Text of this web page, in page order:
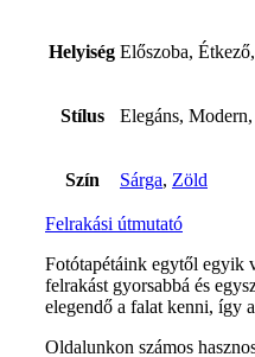
Helyiség Előszoba,
Stílus Elegáns,
Szín Sárga, Zöld
Felrakási útmutató
Fotótapétáink egytől egyik
felrakást gyorsabbá és
elegendő a falat kenni, így
Oldalunkon számos